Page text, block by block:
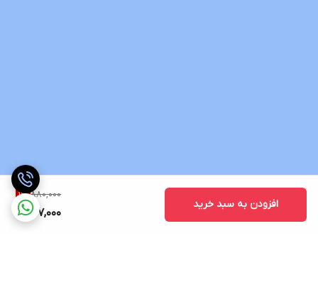
880,000
1%
867,000
افزودن به سبد خرید